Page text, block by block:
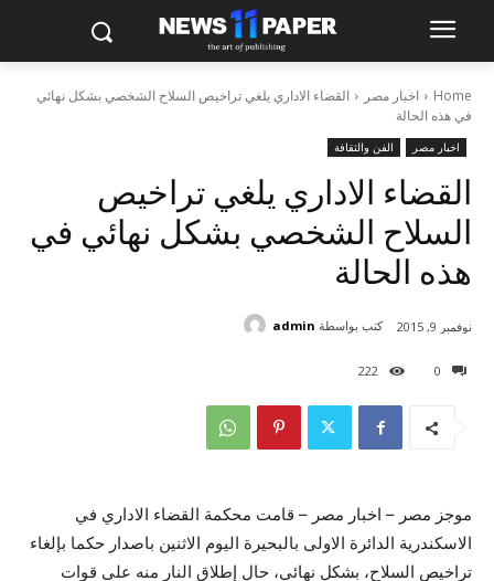
Home اخبار مصر
القضاء الاداري يلغي تراخيص السلاح الشخصي بشكل نهائي
في هذه الحالة
اخبار مصر الفن والثقافة
القضاء الاداري يلغي تراخيص
السلاح الشخصي بشكل نهائي في
هذه الحالة
0
222
نوفمبر 9, 2015 كتب بواسطة admin
موجز مصر – اخبار مصر – قامت محكمة القضاء الاداري في
الاسكندرية الدائرة الاولى بالبحيرة اليوم الاثنين باصدار حكما بإلغاء
تراخيص السلاح، بشكل نهائي، حال إطلاق النار منه على قوات